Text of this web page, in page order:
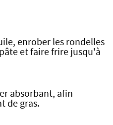
enrober les rondelles
et faire frire jusqu'à
absorbant, afin
de gras.